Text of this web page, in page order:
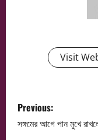
Visit
P
o
Previous:
সঙ্গমের আগে পান মুখে